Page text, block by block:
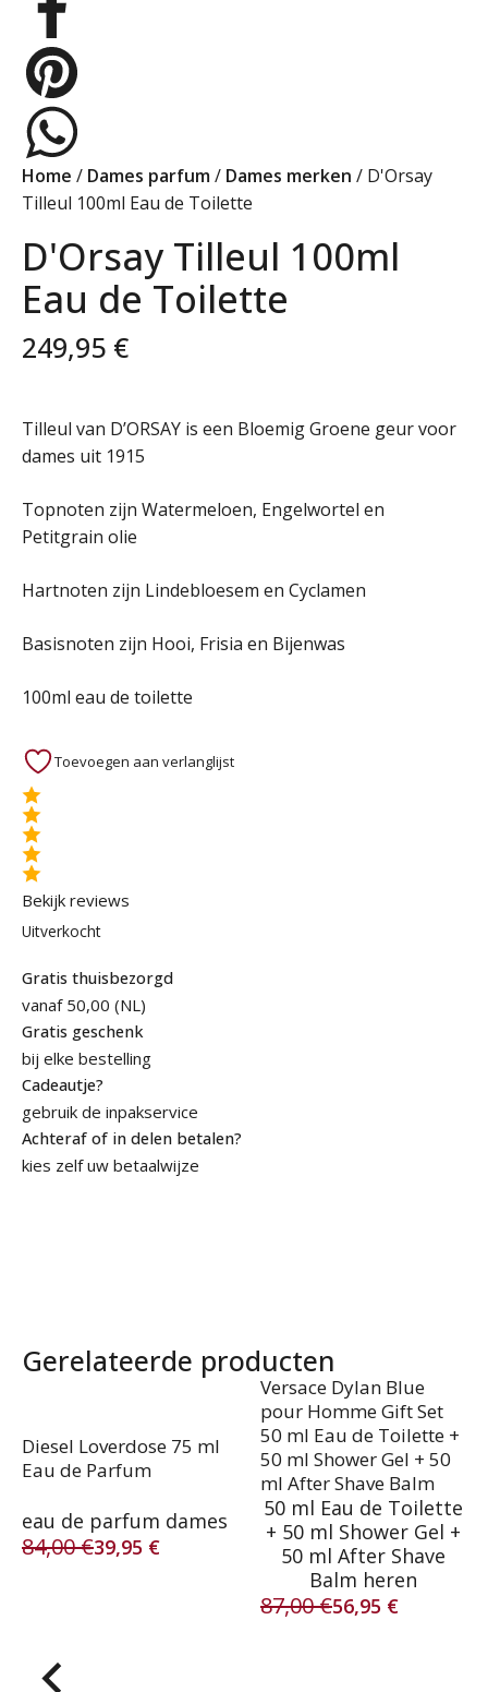
Home / Dames parfum/ Dames merken / D'Orsay
Tilleul 100ml Eau de Toilette
D'Orsay Tilleul 100ml
Eau de Toilette
249,95 €
Tilleul van D’ORSAY is een Bloemig Groene geur voor
dames uit 1915
Topnoten zijn Watermeloen, Engelwortel en
Petitgrain olie
Hartnoten zijn Lindebloesem en Cyclamen
Basisnoten zijn Hooi, Frisia en Bijenwas
100ml eau de toilette
Toevoegen aan verlanglijst
Bekijk reviews
Uitverkocht
Gratis thuisbezorgd
vanaf 50,00 (NL)
Gratis geschenk
bij elke bestelling
Cadeautje?
gebruik de inpakservice
Achteraf of in delen betalen?
kies zelf uw betaalwijze
Gerelateerde producten
Diesel Loverdose 75 ml
Eau de Parfum
eau de parfum dames
84,00€
Oorspronkelijke
39,95 €
Huidige
Versace Dylan Blue
pour Homme Gift Set
50 ml Eau de Toilette +
50 ml Shower Gel + 50
ml After Shave Balm
50 ml Eau de Toilette
+ 50 ml Shower Gel +
50 ml After Shave
Balm heren
87,00€
Oorspronkelijke
56,95 €
Huidige